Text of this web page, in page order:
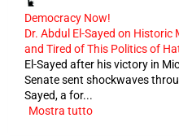
Democracy Now!
Dr. Abdul El-Sayed on Historic
and Tired of This Politics of
El-Sayed after his victory in
Senate sent shockwaves
Sayed, a for...
Mostra tutto